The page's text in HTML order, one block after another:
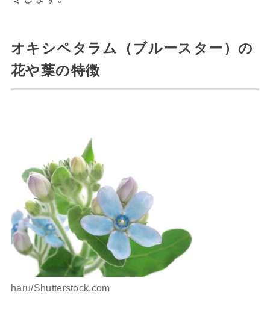
オキシペタラム（ブルースター）の
花や葉の特徴
haru/Shutterstock.com